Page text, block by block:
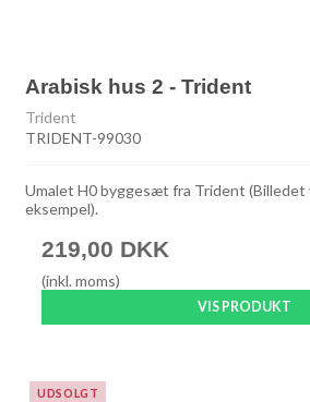
Arabisk hus 2 - Trident
Trident
TRIDENT-99030
Umalet H0 byggesæt fra Trident
eksempel).
219,00 DKK
(inkl. moms)
VIS PRODUKT
UDSOLGT